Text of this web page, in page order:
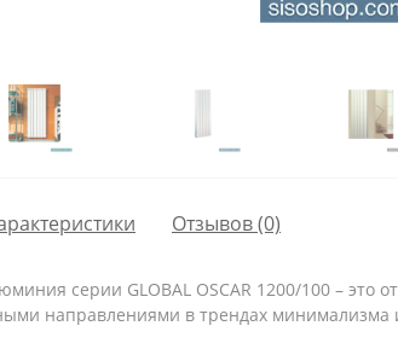
Отзывов (0)
серии GLOBAL OSCAR 1200/100 –
направлениями в трендах